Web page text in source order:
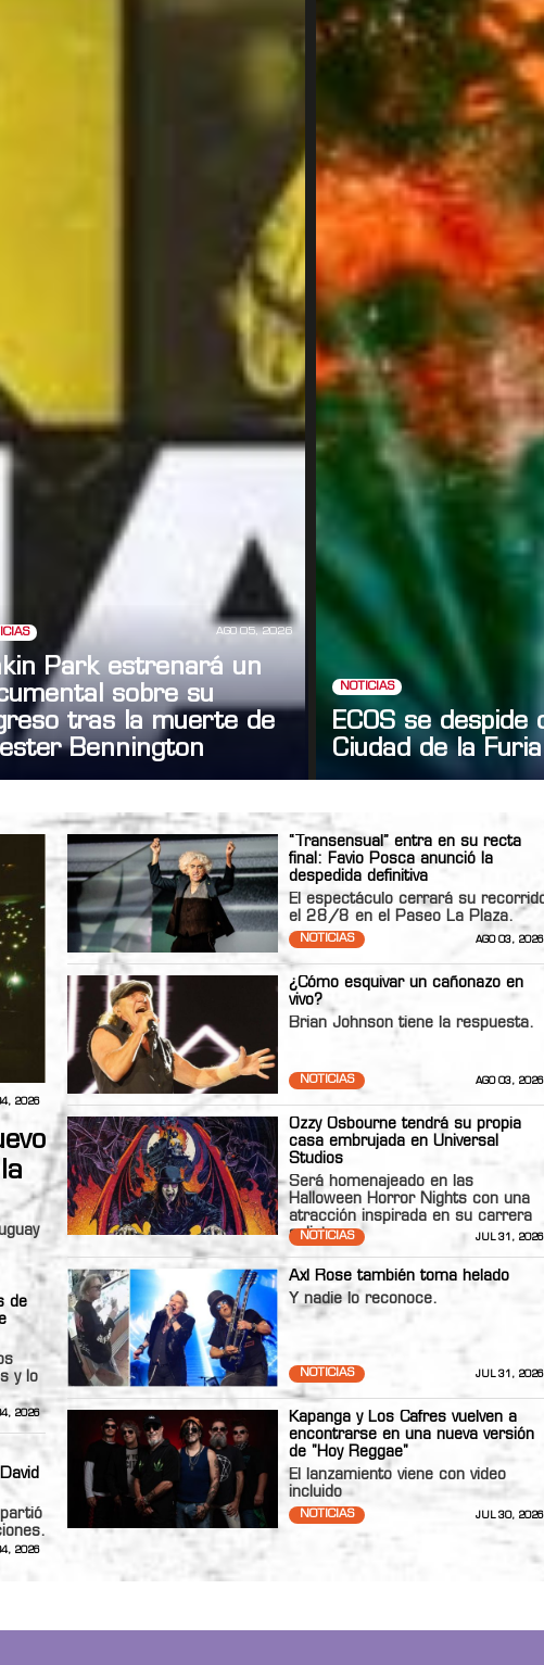
AGO 05, 2026
Park estrenará un
sobre su
tras la muerte de
Bennington
NOTICIAS
ECOS se despide
Ciudad de la Furia
2026
de
y lo
2026
2026
“Transensual” entra en su recta
final: Favio Posca anunció la
despedida definitiva
El espectáculo cerrará su
el 28/8 en el Paseo La Plaza.
NOTICIAS AGO 03, 2026
¿Cómo esquivar un cañonazo en
vivo?
Brian Johnson tiene la respuesta.
NOTICIAS AGO 03, 2026
Ozzy Osbourne tendrá su propia
casa embrujada en Universal
Studios
Será homenajeado en las
Halloween Horror Nights con una
atracción inspirada en su carrera
solista.
NOTICIAS JUL 31, 2026
Axl Rose también toma helado
Y nadie lo reconoce.
NOTICIAS JUL 31, 2026
Kapanga y Los Cafres vuelven a
encontrarse en una nueva versión
de "Hoy Reggae"
El lanzamiento viene con video
incluido
NOTICIAS JUL 30, 2026